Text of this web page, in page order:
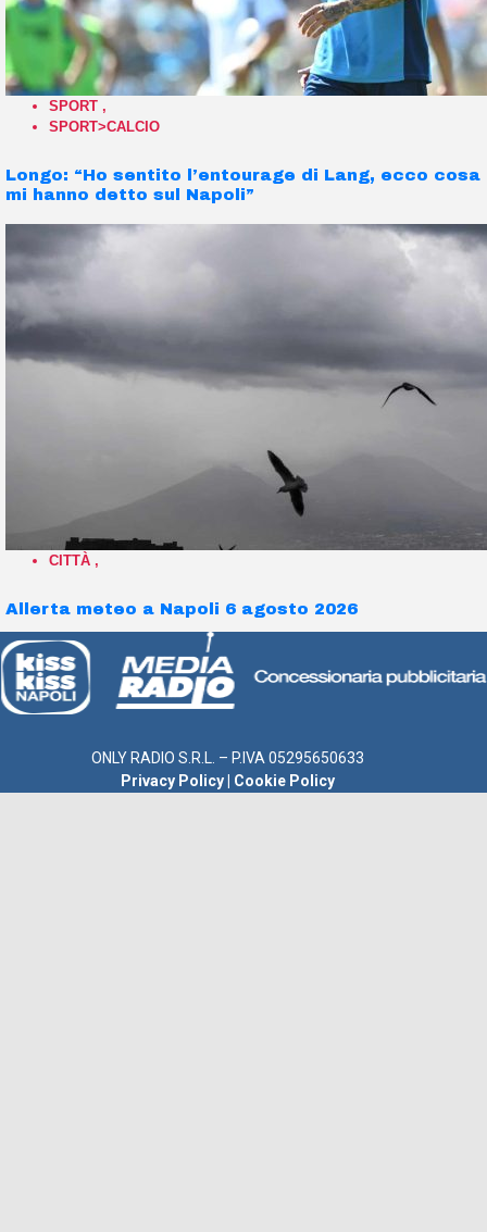
SPORT ,
SPORT>CALCIO
Longo: “Ho sentito l’entourage di Lang, ecco cosa
mi hanno detto sul Napoli”
CITTÀ ,
Allerta meteo a Napoli 6 agosto 2026
ONLY RADIO S.R.L. – P.IVA 05295650633
Privacy Policy
Cookie Policy